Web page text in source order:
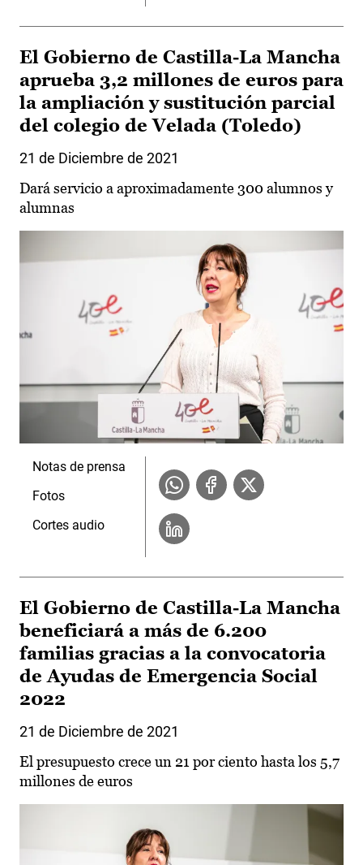
El Gobierno de Castilla-La Mancha
aprueba 3,2 millones de euros para
la ampliación y sustitución parcial
del colegio de Velada (Toledo)
21 de Diciembre de 2021
Dará servicio a aproximadamente 300 alumnos y
alumnas
Notas de prensa
Fotos
Cortes audio
El Gobierno de Castilla-La Mancha
beneficiará a más de 6.200
familias gracias a la convocatoria
de Ayudas de Emergencia Social
2022
21 de Diciembre de 2021
El presupuesto crece un 21 por ciento hasta los 5,7
millones de euros